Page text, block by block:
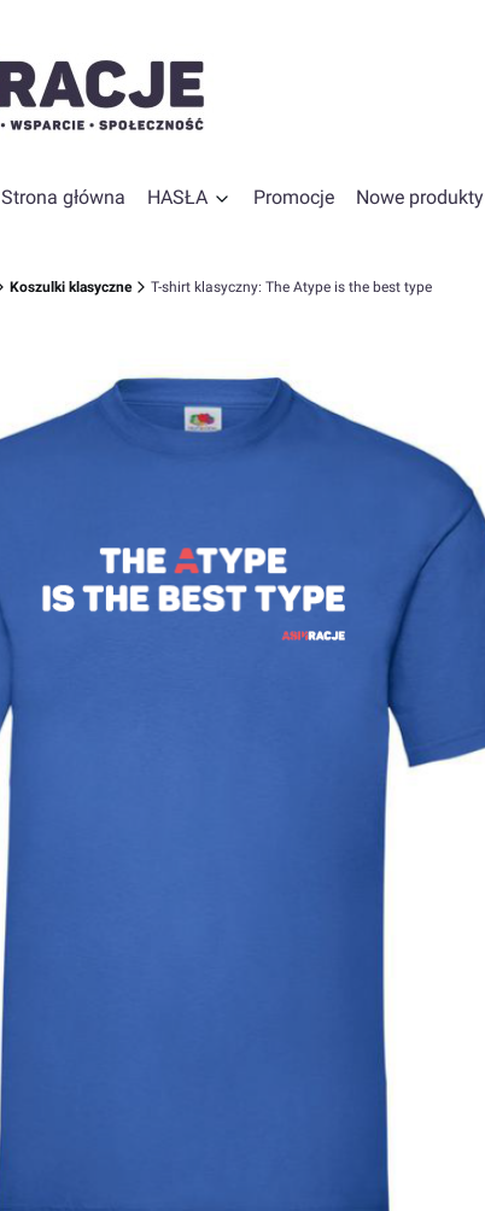
Strona główna HASŁA Promocje Nowe produkty
Koszulki klasyczne T-shirt klasyczny: The Atype is the best type